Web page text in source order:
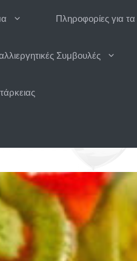
Πληροφορίες για
Συμβουλές